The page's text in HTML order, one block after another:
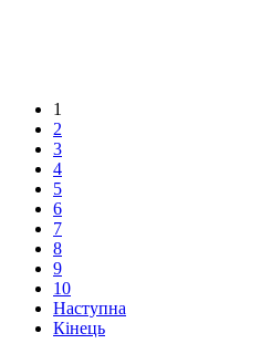
1
2
3
4
5
6
7
8
9
10
Наступна
Кінець